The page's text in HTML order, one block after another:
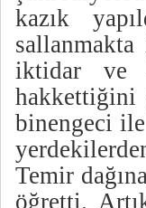
kazık
iktidar ve
hakkettiğini
binengeci
Temir
öğretti.